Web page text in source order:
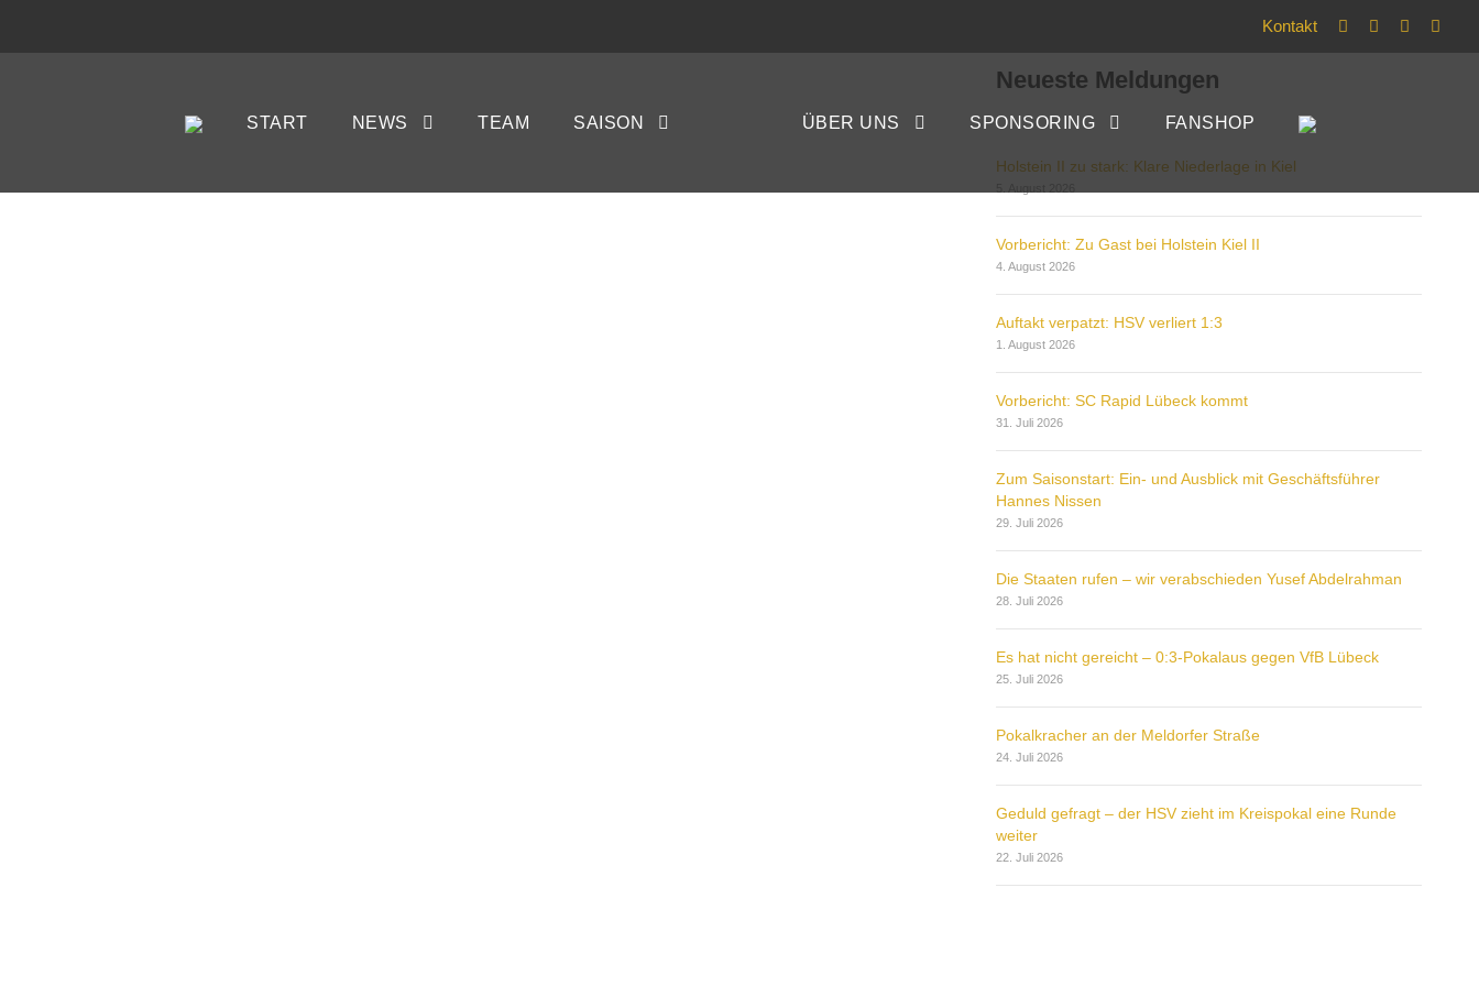
Kontakt
START NEWS TEAM SAISON ÜBER UNS SPONSORING FANSHOP
Neueste Meldungen
Holstein II zu stark: Klare Niederlage in Kiel
Vorbericht: Zu Gast bei Holstein Kiel II
4. August 2026
Auftakt verpatzt: HSV verliert 1:3
1. August 2026
Vorbericht: SC Rapid Lübeck kommt
31. Juli 2026
Zum Saisonstart: Ein- und Ausblick mit Geschäftsführer
Hannes Nissen
29. Juli 2026
Die Staaten rufen – wir verabschieden Yusef Abdelrahman
28. Juli 2026
Es hat nicht gereicht – 0:3-Pokalaus gegen VfB Lübeck
25. Juli 2026
Pokalkracher an der Meldorfer Straße
24. Juli 2026
Geduld gefragt – der HSV zieht im Kreispokal eine Runde
weiter
22. Juli 2026